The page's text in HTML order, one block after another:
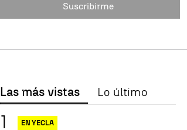
Suscribirme
Las más vistas Lo último
EN YECLA